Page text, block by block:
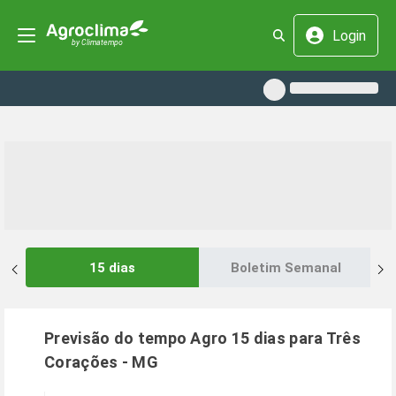
Login
15 dias Boletim Semanal
Previsão do tempo Agro 15 dias para Três
Corações - MG